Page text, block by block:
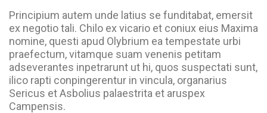
Principium autem unde latius se funditabat, emersit
ex negotio tali. Chilo ex vicario et coniux eius Maxima
nomine, questi apud Olybrium ea tempestate urbi
praefectum, vitamque suam venenis petitam
adseverantes inpetrarunt ut hi, quos suspectati sunt,
ilico rapti conpingerentur in vincula, organarius
Sericus et Asbolius palaestrita et aruspex
Campensis.